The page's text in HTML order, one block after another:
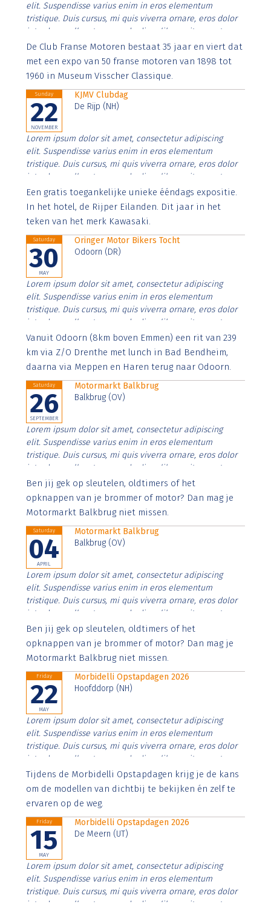
elit. Suspendisse varius enim in eros elementum
tristique. Duis cursus, mi quis viverra ornare, eros dolor
interdum nulla, ut commodo diam libero vitae erat.
Aenean faucibus nibh et justo cursus id rutrum lorem
imperdiet. Nunc ut sem vitae risus tristique posuere.
De Club Franse Motoren bestaat 35 jaar en viert dat
met een expo van 50 franse motoren van 1898 tot
1960 in Museum Visscher Classique.
Sunday
22
NOVEMBER
KJMV Clubdag
De Rijp (NH)
Lorem ipsum dolor sit amet, consectetur adipiscing
elit. Suspendisse varius enim in eros elementum
tristique. Duis cursus, mi quis viverra ornare, eros dolor
interdum nulla, ut commodo diam libero vitae erat.
Aenean faucibus nibh et justo cursus id rutrum lorem
imperdiet. Nunc ut sem vitae risus tristique posuere.
Een gratis toegankelijke unieke ééndags expositie.
In het hotel, de Rijper Eilanden. Dit jaar in het
teken van het merk Kawasaki.
Saturday
30
MAY
Oringer Motor Bikers Tocht
Odoorn (DR)
Lorem ipsum dolor sit amet, consectetur adipiscing
elit. Suspendisse varius enim in eros elementum
tristique. Duis cursus, mi quis viverra ornare, eros dolor
interdum nulla, ut commodo diam libero vitae erat.
Aenean faucibus nibh et justo cursus id rutrum lorem
imperdiet. Nunc ut sem vitae risus tristique posuere.
Vanuit Odoorn (8km boven Emmen) een rit van 239
km via Z/O Drenthe met lunch in Bad Bendheim,
daarna via Meppen en Haren terug naar Odoorn.
Saturday
26
SEPTEMBER
Motormarkt Balkbrug
Balkbrug (OV)
Lorem ipsum dolor sit amet, consectetur adipiscing
elit. Suspendisse varius enim in eros elementum
tristique. Duis cursus, mi quis viverra ornare, eros dolor
interdum nulla, ut commodo diam libero vitae erat.
Aenean faucibus nibh et justo cursus id rutrum lorem
imperdiet. Nunc ut sem vitae risus tristique posuere.
Ben jij gek op sleutelen, oldtimers of het
opknappen van je brommer of motor? Dan mag je
Motormarkt Balkbrug niet missen.
Saturday
04
APRIL
Motormarkt Balkbrug
Balkbrug (OV)
Lorem ipsum dolor sit amet, consectetur adipiscing
elit. Suspendisse varius enim in eros elementum
tristique. Duis cursus, mi quis viverra ornare, eros dolor
interdum nulla, ut commodo diam libero vitae erat.
Aenean faucibus nibh et justo cursus id rutrum lorem
imperdiet. Nunc ut sem vitae risus tristique posuere.
Ben jij gek op sleutelen, oldtimers of het
opknappen van je brommer of motor? Dan mag je
Motormarkt Balkbrug niet missen.
Friday
22
MAY
Morbidelli Opstapdagen 2026
Hoofddorp (NH)
Lorem ipsum dolor sit amet, consectetur adipiscing
elit. Suspendisse varius enim in eros elementum
tristique. Duis cursus, mi quis viverra ornare, eros dolor
interdum nulla, ut commodo diam libero vitae erat.
Aenean faucibus nibh et justo cursus id rutrum lorem
imperdiet. Nunc ut sem vitae risus tristique posuere.
Tijdens de Morbidelli Opstapdagen krijg je de kans
om de modellen van dichtbij te bekijken én zelf te
ervaren op de weg.
Friday
15
MAY
Morbidelli Opstapdagen 2026
De Meern (UT)
Lorem ipsum dolor sit amet, consectetur adipiscing
elit. Suspendisse varius enim in eros elementum
tristique. Duis cursus, mi quis viverra ornare, eros dolor
interdum nulla, ut commodo diam libero vitae erat.